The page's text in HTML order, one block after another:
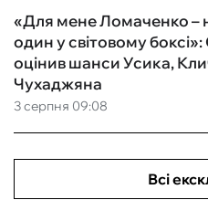
3 серпня 09:08
«Для мене Ломаченко –
один у світовому
оцінив шанси Усика,
Чухаджяна
Всі